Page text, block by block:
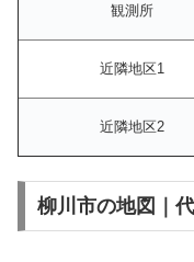
観測所
近隣地区1
近隣地区2
柳川市の地図｜